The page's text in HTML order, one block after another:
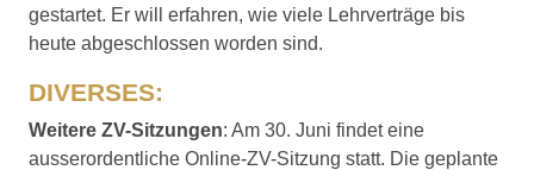
gestartet. Er will erfahren, wie viele Lehrverträge bis
heute abgeschlossen worden sind.
DIVERSES:
Weitere ZV-Sitzungen: Am 30. Juni findet eine
ausserordentliche Online-ZV-Sitzung statt. Die geplante